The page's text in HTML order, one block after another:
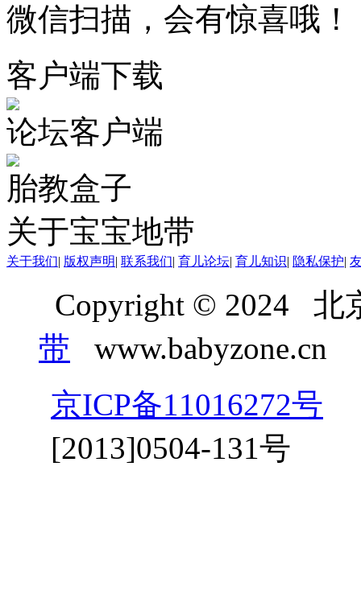
微信扫描，会有惊喜哦！
客户端下载
论坛客户端
胎教盒子
关于宝宝地带
关于我们| 版权声明| 联系我们| 育儿论坛| 育儿知识| 隐私保护|
Copyright © 2024
带 www.babyzone.cn
京ICP备11016272号
[2013]0504-131号